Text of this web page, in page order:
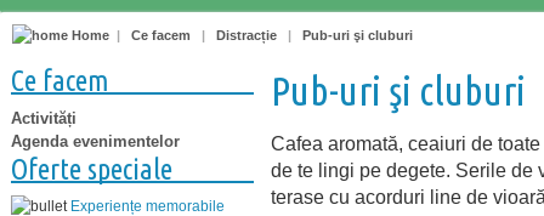
Home | Ce facem | Distracție | Pub-uri şi cluburi
Ce facem
Activități
Agenda evenimentelor
Oferte speciale
Experiențe memorabile
Pub-uri şi cluburi
Cafea aromată, ceaiuri de
de te lingi pe degete. Serile de
terase cu acorduri line de